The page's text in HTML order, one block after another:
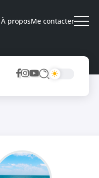
À proposMe contacter